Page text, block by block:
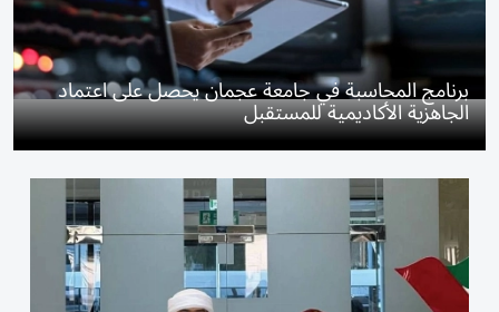
برنامج المحاسبة في جامعة عجمان يحصل على اعتماد
الجاهزية الأكاديمية للمستقبل